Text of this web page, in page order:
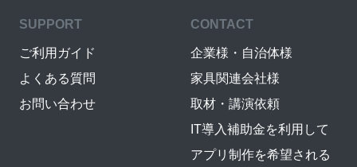
SUPPORT
ご利用ガイド
よくある質問
お問い合わせ
CONTACT
企業様・自治体様
家具関連会社様
取材・講演依頼
IT導入補助金を利用して
アプリ制作を希望される